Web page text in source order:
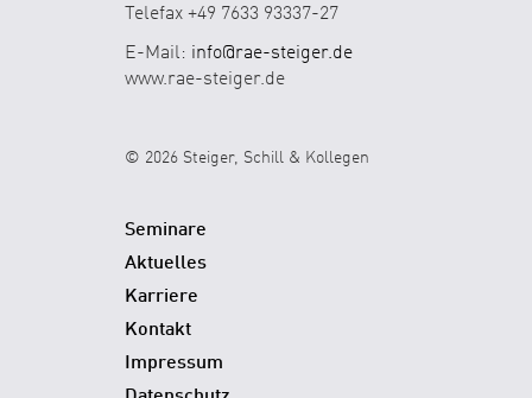
Telefax +49 7633 93337-27
E-Mail: info@rae-steiger.de
www.rae-steiger.de
© 2026 Steiger, Schill & Kollegen
Seminare
Aktuelles
Karriere
Kontakt
Impressum